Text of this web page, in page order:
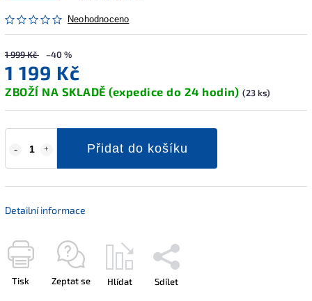
Neohodnoceno
1 999 Kč –40 %
1 199 Kč
ZBOŽÍ NA SKLADĚ (expedice do 24 hodin) (23 ks)
Přidat do košíku
Detailní informace
Tisk Zeptat se Hlídat Sdílet